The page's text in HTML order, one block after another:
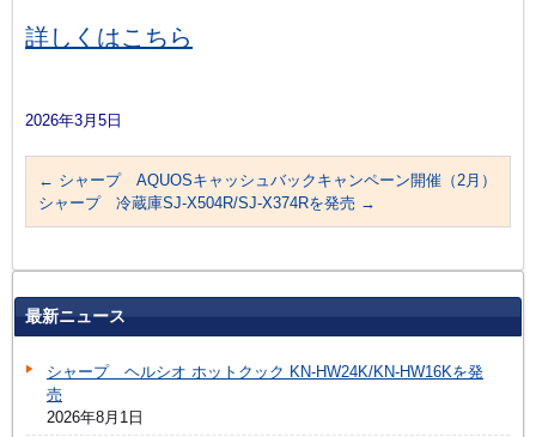
詳しくはこちら
2026年3月5日
← シャープ AQUOSキャッシュバックキャンペーン開催（2月）
シャープ 冷蔵庫SJ-X504R/SJ-X374Rを発売 →
最新ニュース
シャープ ヘルシオ ホットクック KN-HW24K/KN-HW16Kを発
売
2026年8月1日